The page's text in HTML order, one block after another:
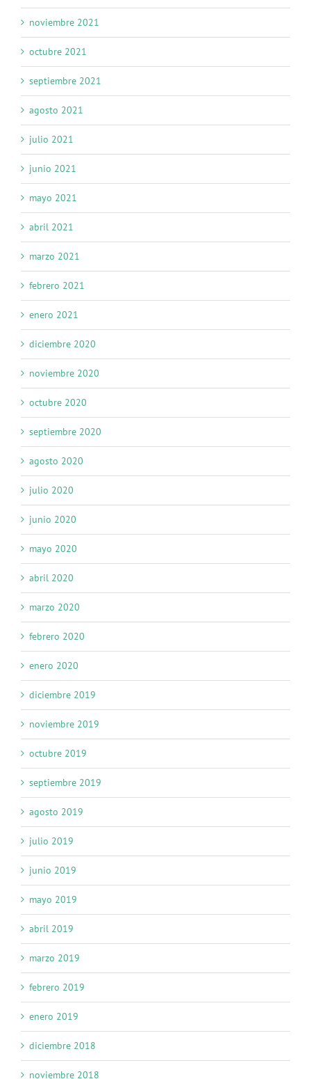
noviembre 2021
octubre 2021
septiembre 2021
agosto 2021
julio 2021
junio 2021
mayo 2021
abril 2021
marzo 2021
febrero 2021
enero 2021
diciembre 2020
noviembre 2020
octubre 2020
septiembre 2020
agosto 2020
julio 2020
junio 2020
mayo 2020
abril 2020
marzo 2020
febrero 2020
enero 2020
diciembre 2019
noviembre 2019
octubre 2019
septiembre 2019
agosto 2019
julio 2019
junio 2019
mayo 2019
abril 2019
marzo 2019
febrero 2019
enero 2019
diciembre 2018
noviembre 2018